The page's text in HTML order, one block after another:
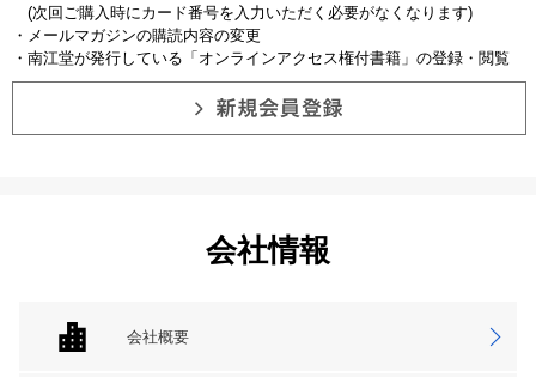
(次回ご購入時にカード番号を入力いただく必要がなくなります)
・メールマガジンの購読内容の変更
・南江堂が発行している「オンラインアクセス権付書籍」の登録・閲覧
会社情報
会社概要